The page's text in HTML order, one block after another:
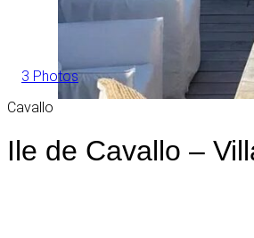
3 Photos
Cavallo
Ile de Cavallo –